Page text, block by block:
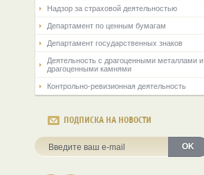
Надзор за страховой деятельностью
Департамент по ценным бумагам
Департамент государственных знаков
Деятельность с драгоценными металлами и
драгоценными камнями
Контрольно-ревизионная деятельность
ПОДПИСКА НА НОВОСТИ
OK